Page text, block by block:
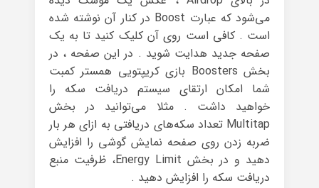
می‌شود که عبارت Boost در کنار آن نوشته شده
است . کافی است روی آن کلیک کنید تا به یک
صفحه‌ جدید هدایت شوید . در این صفحه ، در
بخش Boosters بازی کریپتویی همستر کمبت
شما امکان ارتقای سیستم دریافت سکه را
خواهید داشت . مثلا می‌توانید در بخش
Multitap تعداد سکه‌های دریافتی به ازای هر بار
ضربه زدن روی صفحه نمایش گوشی را افزایش
دهید و در بخش Energy Limit، ظرفیت منبع
دریافت سکه را افزایش دهید .